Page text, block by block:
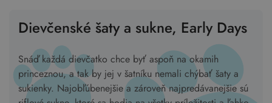
Dievčenské šaty a sukne, Early Days
Snáď každá dievčatko chce byť aspoň na okamih
princeznou, a tak by jej v šatníku nemali chýbať šaty a
sukienky. Najobľúbenejšie a zároveň najpredávanejšie sú